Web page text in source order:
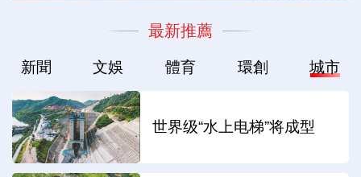
最新推薦
新聞 文娛 體育 環創 城市
世界级“水上电梯”将成型